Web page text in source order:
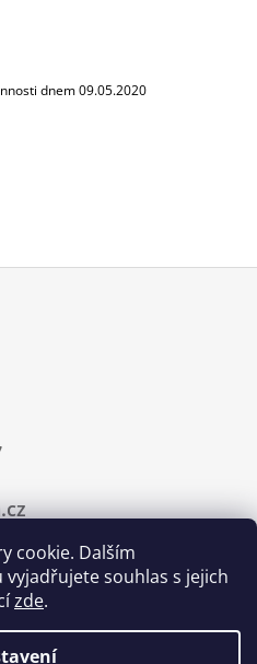
cookie. Dalším
souhlas s jejich
zde.
dnem 09.05.2020